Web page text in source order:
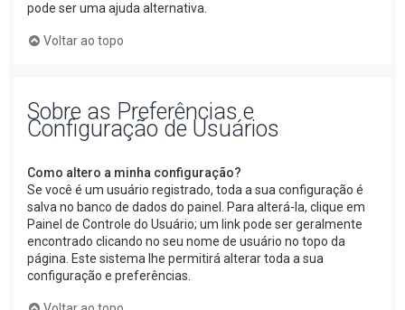
pode ser uma ajuda alternativa.
Voltar ao topo
Sobre as Preferências e
Configuração de Usuários
Como altero a minha configuração?
Se você é um usuário registrado, toda a sua configuração é
salva no banco de dados do painel. Para alterá-la, clique em
Painel de Controle do Usuário; um link pode ser geralmente
encontrado clicando no seu nome de usuário no topo da
página. Este sistema lhe permitirá alterar toda a sua
configuração e preferências.